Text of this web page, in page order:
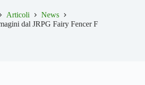
Articoli
News
dal JRPG Fairy Fencer F